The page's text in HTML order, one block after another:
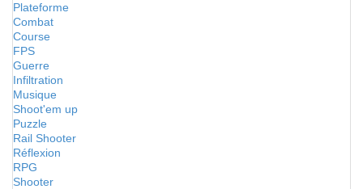
Plateforme
Combat
Course
FPS
Guerre
Infiltration
Musique
Shoot'em up
Puzzle
Rail Shooter
Réflexion
RPG
Shooter